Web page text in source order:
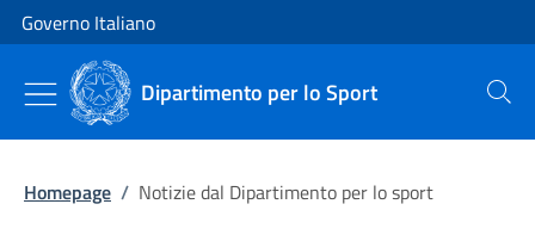
Vai al contenuto
Vai alla navigazione del sito
Governo Italiano
Dipartimento per lo Sport Cerca
Homepage / Notizie dal Dipartimento per lo sport